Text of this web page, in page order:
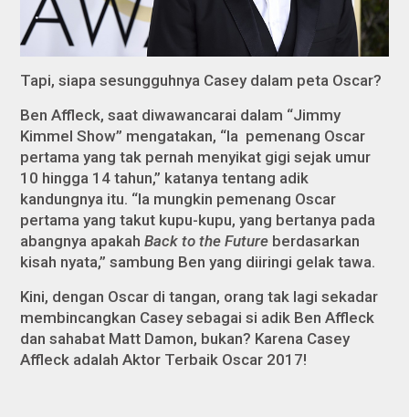
Tapi, siapa sesungguhnya Casey dalam peta Oscar?
Ben Affleck, saat diwawancarai dalam “Jimmy
Kimmel Show” mengatakan, “Ia pemenang Oscar
pertama yang tak pernah menyikat gigi sejak umur
10 hingga 14 tahun,” katanya tentang adik
kandungnya itu. “Ia mungkin pemenang Oscar
pertama yang takut kupu-kupu, yang bertanya pada
abangnya apakahBack to the Future berdasarkan
kisah nyata,” sambung Ben yang diiringi gelak tawa.
Kini, dengan Oscar di tangan, orang tak lagi sekadar
membincangkan Casey sebagai si adik Ben Affleck
dan sahabat Matt Damon, bukan? Karena Casey
Affleck adalah Aktor Terbaik Oscar 2017!